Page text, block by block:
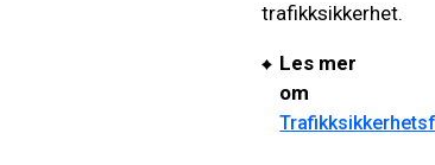
trafikksikkerhet.
Les mer
om